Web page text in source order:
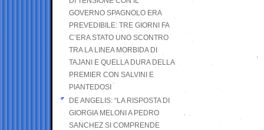
GOVERNO SPAGNOLO ERA
PREVEDIBILE: TRE GIORNI FA
C’ERA STATO UNO SCONTRO
TRA LA LINEA MORBIDA DI
TAJANI E QUELLA DURA DELLA
PREMIER CON SALVINI E
PIANTEDOSI
DE ANGELIS: “LA RISPOSTA DI
GIORGIA MELONI A PEDRO
SANCHEZ SI COMPRENDE